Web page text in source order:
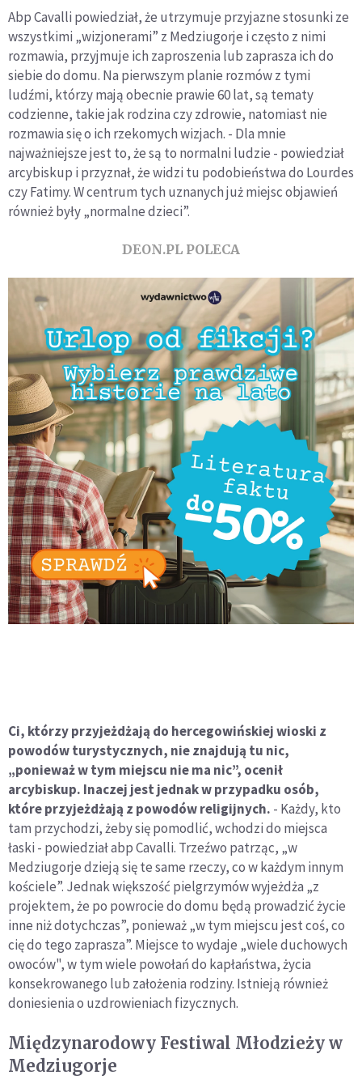
Abp Cavalli powiedział, że utrzymuje przyjazne stosunki ze
wszystkimi „wizjonerami” z Medziugorje i często z nimi
rozmawia, przyjmuje ich zaproszenia lub zaprasza ich do
siebie do domu. Na pierwszym planie rozmów z tymi
ludźmi, którzy mają obecnie prawie 60 lat, są tematy
codzienne, takie jak rodzina czy zdrowie, natomiast nie
rozmawia się o ich rzekomych wizjach. - Dla mnie
najważniejsze jest to, że są to normalni ludzie - powiedział
arcybiskup i przyznał, że widzi tu podobieństwa do Lourdes
czy Fatimy. W centrum tych uznanych już miejsc objawień
również były „normalne dzieci”.
DEON.PL POLECA
Ci, którzy przyjeżdżają do hercegowińskiej wioski z
powodów turystycznych, nie znajdują tu nic,
„ponieważ w tym miejscu nie ma nic”, ocenił
arcybiskup. Inaczej jest jednak w przypadku osób,
które przyjeżdżają z powodów religijnych. - Każdy, kto
tam przychodzi, żeby się pomodlić, wchodzi do miejsca
łaski - powiedział abp Cavalli. Trzeźwo patrząc, „w
Medziugorje dzieją się te same rzeczy, co w każdym innym
kościele”. Jednak większość pielgrzymów wyjeżdża „z
projektem, że po powrocie do domu będą prowadzić życie
inne niż dotychczas”, ponieważ „w tym miejscu jest coś, co
cię do tego zaprasza”. Miejsce to wydaje „wiele duchowych
owoców", w tym wiele powołań do kapłaństwa, życia
konsekrowanego lub założenia rodziny. Istnieją również
doniesienia o uzdrowieniach fizycznych.
Międzynarodowy Festiwal Młodzieży w
Medziugorje